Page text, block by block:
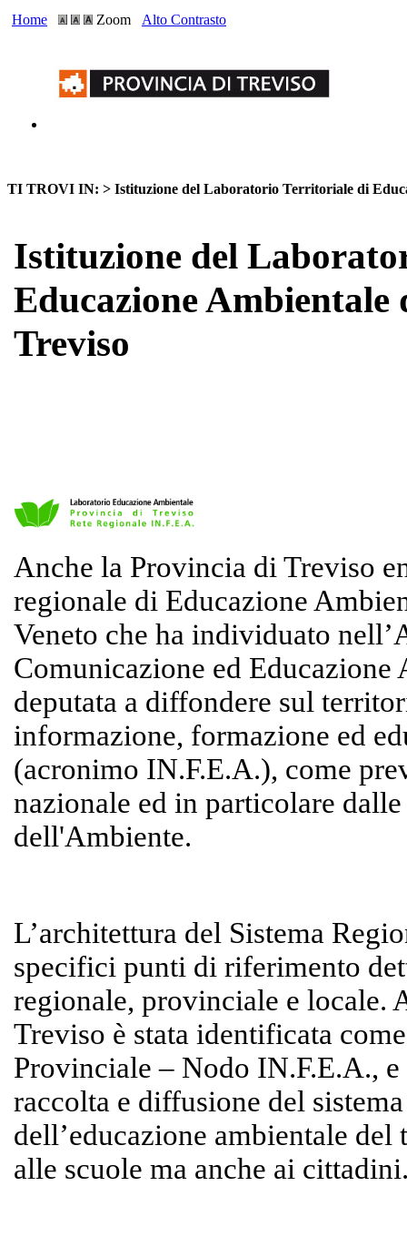
Home Zoom Alto Contrasto
TI TROVI IN: > Istituzione del Laboratorio Territoriale di
Istituzione del
Educazione
Treviso
Anche la Provincia di Treviso
regionale di Educazione
Veneto che ha individuato
Comunicazione ed Educazione
deputata a diffondere sul
informazione, formazione ed
(acronimo IN.F.E.A.), come
nazionale ed in particolare
dell'Ambiente.
L’architettura del Sistema
specifici punti di riferimento
regionale, provinciale e locale.
Treviso è stata identificata
Provinciale – Nodo IN.F.E.A.,
raccolta e diffusione del
dell’educazione ambientale
alle scuole ma anche ai